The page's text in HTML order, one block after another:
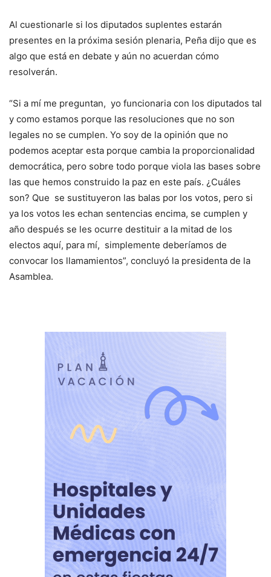
Al cuestionarle si los diputados suplentes estarán
presentes en la próxima sesión plenaria, Peña dijo que es
algo que está en debate y aún no acuerdan cómo
resolverán.
“Si a mí me preguntan, yo funcionaria con los diputados tal
y como estamos porque las resoluciones que no son
legales no se cumplen. Yo soy de la opinión que no
podemos aceptar esta porque cambia la proporcionalidad
democrática, pero sobre todo porque viola las bases sobre
las que hemos construido la paz en este país. ¿Cuáles
son? Que se sustituyeron las balas por los votos, pero si
ya los votos les echan sentencias encima, se cumplen y
año después se les ocurre destituir a la mitad de los
electos aquí, para mí, simplemente deberíamos de
convocar los llamamientos”, concluyó la presidenta de la
Asamblea.